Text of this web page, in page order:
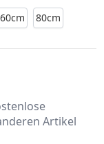
60cm
80cm
Artikel